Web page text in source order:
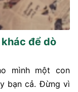
để dò
mình một con
bạn cả. Đừng vì